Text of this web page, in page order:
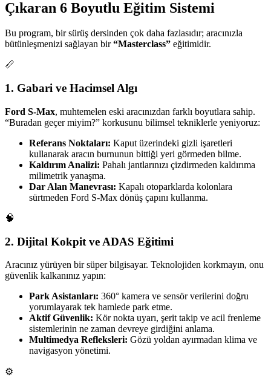
Çıkaran 6 Boyutlu Eğitim Sistemi
Bu program, bir sürüş dersinden çok daha fazlasıdır; aracınızla
bütünleşmenizi sağlayan bir“Masterclass” eğitimidir.
📏
1. Gabari ve Hacimsel Algı
Ford S-Max, muhtemelen eski aracınızdan farklı boyutlara sahip.
“Buradan geçer miyim?” korkusunu bilimsel tekniklerle yeniyoruz:
Referans Noktaları: Kaput üzerindeki gizli işaretleri
kullanarak aracın burnunun bittiği yeri görmeden bilme.
Kaldırım Analizi: Pahalı jantlarınızı çizdirmeden kaldırıma
milimetrik yanaşma.
Dar Alan Manevrası: Kapalı otoparklarda kolonlara
sürtmeden Ford S-Max dönüş çapını kullanma.
🧠
2. Dijital Kokpit ve ADAS Eğitimi
Aracınız yürüyen bir süper bilgisayar. Teknolojiden korkmayın, onu
güvenlik kalkanınız yapın:
Park Asistanları: 360° kamera ve sensör verilerini doğru
yorumlayarak tek hamlede park etme.
Aktif Güvenlik: Kör nokta uyarı, şerit takip ve acil frenleme
sistemlerinin ne zaman devreye girdiğini anlama.
Multimedya Refleksleri: Gözü yoldan ayırmadan klima ve
navigasyon yönetimi.
⚙️